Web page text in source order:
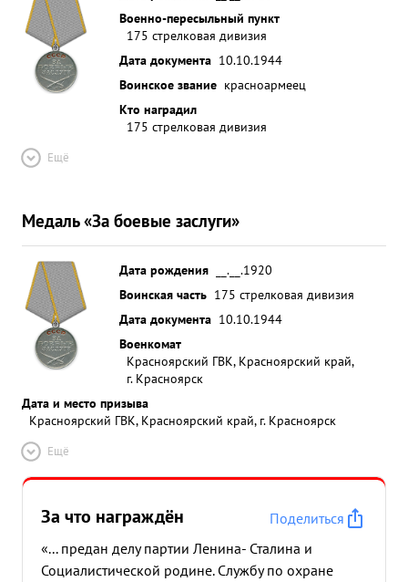
Военно-пересыльный пункт
175 стрелковая дивизия
Дата документа 10.10.1944
Воинское звание красноармеец
Кто наградил
175 стрелковая дивизия
Ещё
Медаль «За боевые заслуги»
Дата рождения
__.__.1920
Воинская часть 175 стрелковая дивизия
Дата документа 10.10.1944
Военкомат
Красноярский ГВК, Красноярский край,
г. Красноярск
Дата и место призыва
Красноярский ГВК, Красноярский край, г. Красноярск
Ещё
За что награждён
Поделиться
«... предан делу партии Ленина- Сталина и
Социалистической родине. Службу по охране